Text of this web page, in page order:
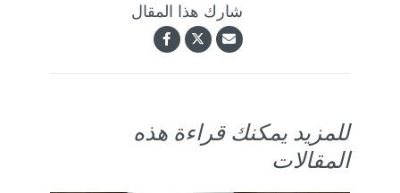
شارك هذا المقال
للمزيد يمكنك قراءة هذه
المقالات